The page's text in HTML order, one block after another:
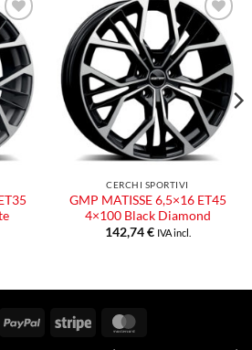
lista
dei
Aggiungi
alla lista
dei
desideri
CERCHI SPORTIVI
GMP MATISSE 6,5×16 ET45
4×100 Black Diamond
142,74€ IVA incl.
PayPal Stripe